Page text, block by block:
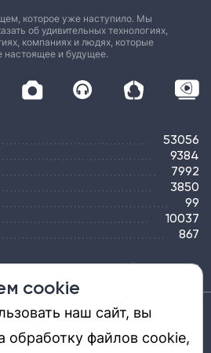
которое уже наступило. Мы
об удивительных технологиях,
компаниях и людях, которые
и будущее.
53056
9384
7992
3850
99
10037
867
КОНТАКТЫ КАРТА САЙТА ТЭГИ
— Цифровой мир» (www.dgl.ru).
информации (СМИ) сетевого издания ЭЛ №
27.08.2021. Учредитель: ООО «ДиДжиЭль».
редакции +7901-907-1590. Адрес
cookie
наш сайт, вы
обработку файлов cookie,